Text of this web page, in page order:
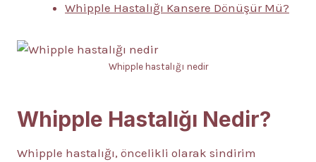
Whipple Hastalığı Kansere Dönüşür Mü?
Whipple hastalığı nedir
Whipple Hastalığı Nedir?
Whipple hastalığı, öncelikli olarak sindirim